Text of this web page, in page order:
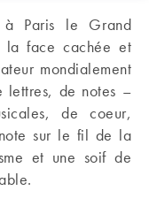
à Paris le Grand
la face cachée et
mondialement
lettres, de notes –
de coeur,
sur le fil de la
et une soif de